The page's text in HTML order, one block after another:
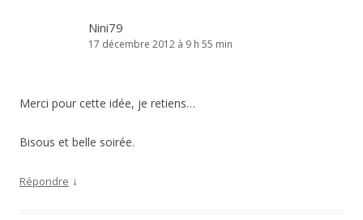
Nini79
17 décembre 2012 à 9 h 55 min
Merci pour cette idée, je retiens…
Bisous et belle soirée.
Répondre ↓